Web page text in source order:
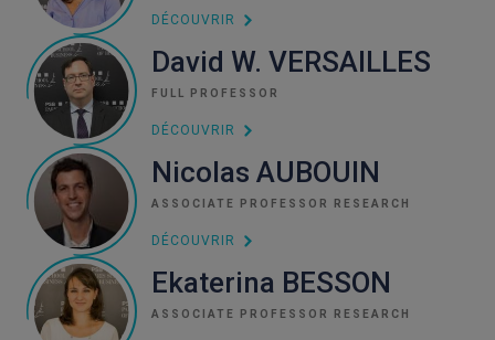
DÉCOUVRIR
David W. VERSAILLES
FULL PROFESSOR
DÉCOUVRIR
Nicolas AUBOUIN
ASSOCIATE PROFESSOR RESEARCH
DÉCOUVRIR
Ekaterina BESSON
ASSOCIATE PROFESSOR RESEARCH